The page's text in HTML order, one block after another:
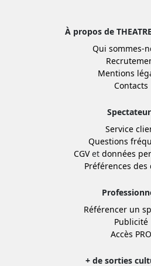
À propos de
Qui sommes-
Mentions
Contacts
Service
Questions
CGVet données
Préférences des
Référencer un
Publicité
Accès PRO
+ de sorties